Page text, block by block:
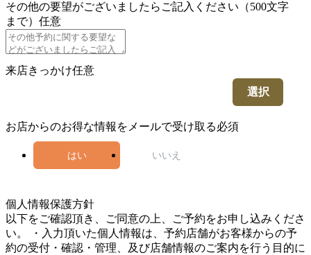
その他の要望がございましたらご記入ください（500文字
まで） 任意
来店きっかけ任意
選択
お店からのお得な情報をメールで受け取る必須
はい いいえ
個人情報保護方針
以下をご確認頂き、ご同意の上、ご予約をお申し込みくださ
い。 ・入力頂いた個人情報は、予約店舗がお客様からの予
約の受付・確認・管理、及び店舗情報のご案内を行う目的に